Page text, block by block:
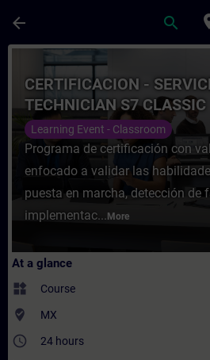
arrow_back search
Course -
CERTIFICACION -
TECHNICIAN S7 CLASSIC
Learning Event - Classroom
Programa de certificación con
enfocado a validar las
puesta en marcha, detección de
implementac... More
At a glance
widgets Course
where_to_vote MX
access_time 24 hours